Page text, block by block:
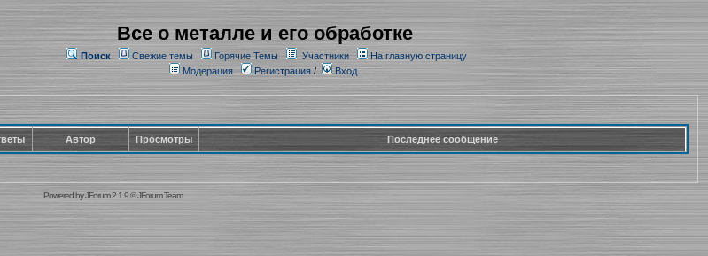
Все о металле и его обработке
Поиск Свежие темы Горячие Темы Участники
На главную страницу
Модерация
Регистрация/ Вход
Автор Просмотры Последнее сообщение
Powered byJForum 2.1.9©JForum Team